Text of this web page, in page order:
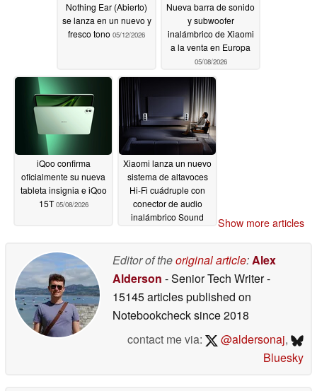
Nothing Ear (Abierto)
se lanza en un nuevo y
fresco tono 05/12/2026
Nueva barra de sonido
y subwoofer
inalámbrico de Xiaomi
a la venta en Europa
05/08/2026
iQoo confirma
oficialmente su nueva
tableta insignia e iQoo
15T05/08/2026
Xiaomi lanza un nuevo
sistema de altavoces
Hi-Fi cuádruple con
conector de audio
inalámbrico Sound
Show more articles
Editor of theoriginal article:Alex
Alderson - Senior Tech Writer-
15145 articles published on
Notebookchecksince 2018
contact me via:
@aldersonaj,
Bluesky